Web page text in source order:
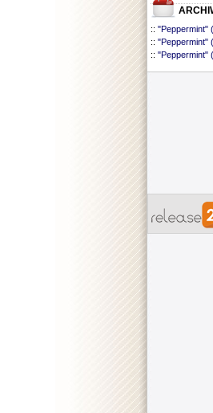
:: "Peppermint"
:: "Peppermint"
:: "Peppermint"